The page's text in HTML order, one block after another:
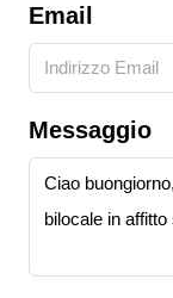
Email
Messaggio